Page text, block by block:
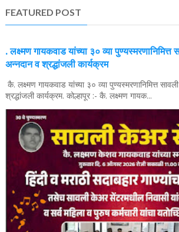
FEATURED POST
. लक्ष्मण गायकवाड यांच्या ३० व्या
अन्नदान व श्रद्धांजली कार्यक्रम
कै. लक्ष्मण गायकवाड यांच्या ३० व्या पुण्यस्मरणानिमित्त
श्रद्धांजली कार्यक्रम. कोल्हापूर :- कै. लक्ष्मण गायक...